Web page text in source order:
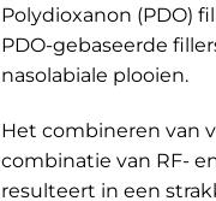
Polydioxanon (PDO)
PDO-gebaseerde
nasolabiale plooien.
Het combineren van
combinatie van RF-
resulteert in een